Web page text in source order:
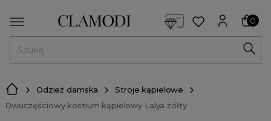
0
Odzież damska
Stroje kąpielowe
Dwuczęściowy kostium kąpielowy Lalya żółty